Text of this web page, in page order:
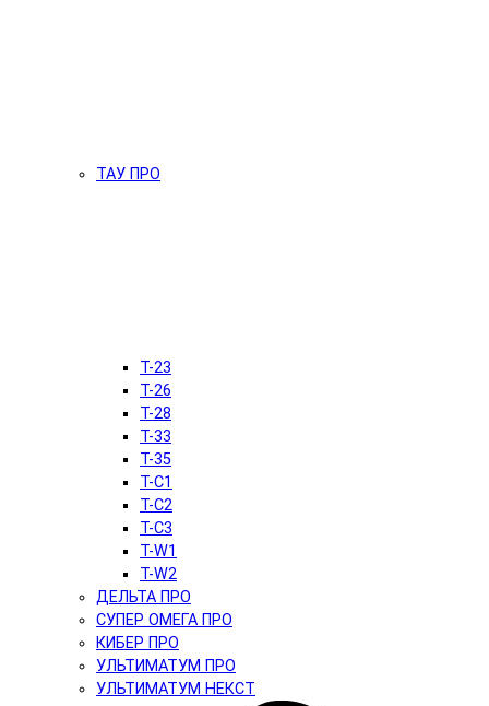
ТАУ ПРО
T-23
T-26
T-28
T-33
T-35
T-C1
T-C2
T-C3
T-W1
T-W2
ДЕЛЬТА ПРО
СУПЕР ОМЕГА ПРО
КИБЕР ПРО
УЛЬТИМАТУМ ПРО
УЛЬТИМАТУМ НЕКСТ